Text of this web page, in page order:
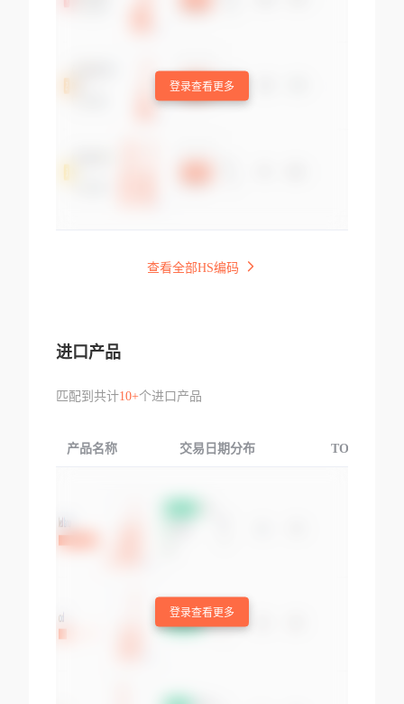
登录查看更多
查看全部HS编码
进口产品
匹配到共计10+个进口产品
产品名称 交易日期分布 TOP3交易国
登录查看更多